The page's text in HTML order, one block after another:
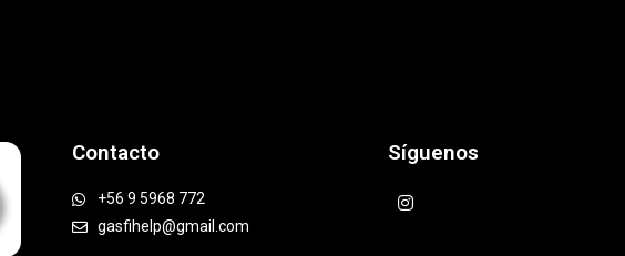
Contacto
+56 9 5968 772
gasfihelp@gmail.com
Síguenos